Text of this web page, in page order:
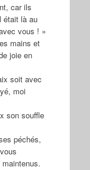
car ils
était là au
vous ! »
mains et
joie en
soit avec
moi
son souffle
péchés,